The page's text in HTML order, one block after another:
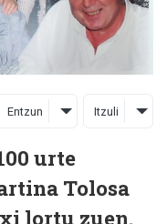
Entzun Itzuli
urte
Tolosa
lortu zuen.